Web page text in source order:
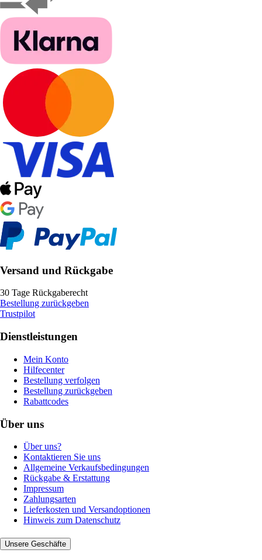
Versand und Rückgabe
30 Tage Rückgaberecht
Bestellung zurückgeben
Trustpilot
Dienstleistungen
Mein Konto
Hilfecenter
Bestellung verfolgen
Bestellung zurückgeben
Rabattcodes
Über uns
Über uns?
Kontaktieren Sie uns
Allgemeine Verkaufsbedingungen
Rückgabe & Erstattung
Impressum
Zahlungsarten
Lieferkosten und Versandoptionen
Hinweis zum Datenschutz
Unsere Geschäfte